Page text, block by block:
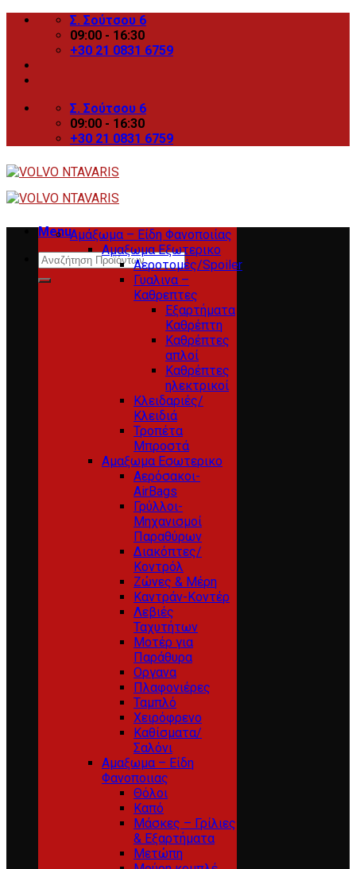
Skip
Σ. Σούτσου 6
09:00 - 16:30
+30 21 0831 6759
Σ. Σούτσου 6
09:00 - 16:30
+30 21 0831 6759
Menu
Search
for:
Αμάξωμα – Είδη Φανοποιίας
Αμαξωμα Εξωτερικο
Αεροτομές/Spoiler
Γυαλινα –
Καθρεπτες
Εξαρτήματα
Καθρέπτη
Καθρέπτες
απλοί
Καθρέπτες
ηλεκτρικοί
Κλειδαριές/
Κλειδιά
Τροπέτα
Μπροστά
Αμαξωμα Εσωτερικο
Αερόσακοι-
AirBags
Γρύλλοι-
Μηχανισμοί
Παραθύρων
Διακόπτες/
Κοντρόλ
Ζώνες & Μέρη
Καντράν-Κοντέρ
Λεβιές
Ταχυτήτων
Μοτέρ για
Παράθυρα
Οργανα
Πλαφονιέρες
Ταμπλό
Χειρόφρενο
Καθίσματα/
Σαλόνι
Αμαξωμα – Είδη
Φανοποιιας
Θόλοι
Καπό
Μάσκες – Γρίλιες
& Εξαρτήματα
Μετώπη